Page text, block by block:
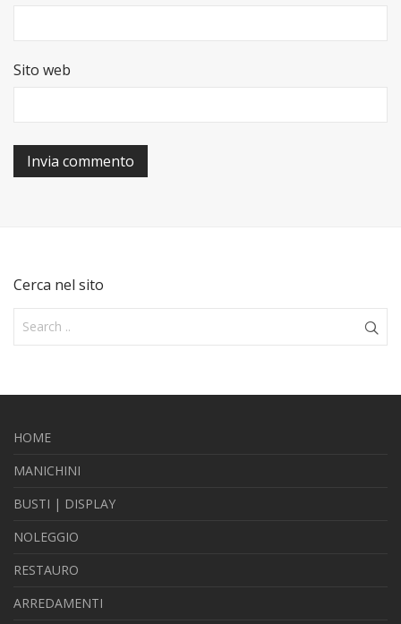
Sito web
Cerca nel sito
HOME
MANICHINI
BUSTI | DISPLAY
NOLEGGIO
RESTAURO
ARREDAMENTI